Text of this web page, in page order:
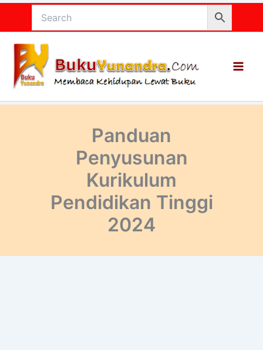
konten
Panduan
Penyusunan
Kurikulum
Pendidikan Tinggi
2024